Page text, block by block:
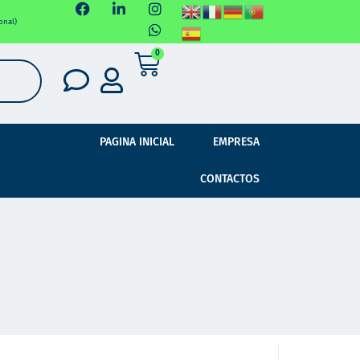
0
PAGINA INICIAL EMPRESA
CONTACTOS